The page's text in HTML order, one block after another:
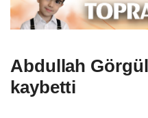
Abdullah
kaybetti